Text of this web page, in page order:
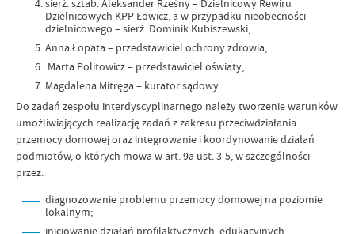
sierż. sztab. Aleksander Rześny – Dzielnicowy Rewiru
Dzielnicowych KPP Łowicz, a w przypadku nieobecności
dzielnicowego – sierż. Dominik Kubiszewski,
Anna Łopata – przedstawiciel ochrony zdrowia,
Marta Politowicz – przedstawiciel oświaty,
Magdalena Mitręga – kurator sądowy.
Do zadań zespołu interdyscyplinarnego należy tworzenie warunków
umożliwiających realizację zadań z zakresu przeciwdziałania
przemocy domowej oraz integrowanie i koordynowanie działań
podmiotów, o których mowa w art. 9a ust. 3-5, w szczególności
przez:
diagnozowanie problemu przemocy domowej na poziomie
lokalnym;
inicjowanie działań profilaktycznych, edukacyjnych